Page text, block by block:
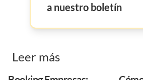
a nuestro boletín
Leer más